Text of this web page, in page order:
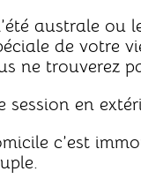
australe ou
de votre
ne trouverez
en
c’est